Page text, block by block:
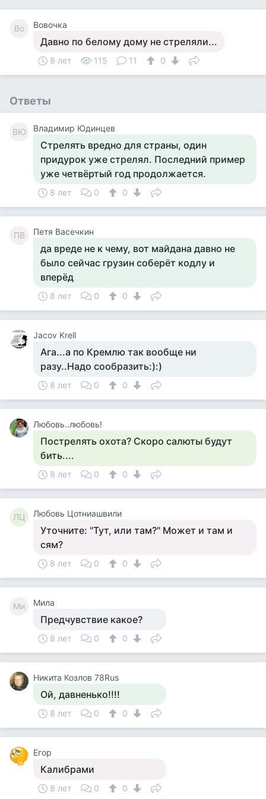
Во Вовочка
Давно по белому дому не стреляли...
8 лет 115 11 0
Ответы
ВЮ Владимир Юдинцев
Стрелять вредно для страны, один
придурок уже стрелял. Последний пример
уже четвёртый год продолжается.
8 лет 0 0
ПВ Петя Васечкин
да вреде не к чему, вот майдана давно не
было сейчас грузин соберёт кодлу и
вперёд
8 лет 0 0
Jacov Krell
Ага...а по Кремлю так вообще ни
разу..Надо сообразить:):)
8 лет 0 0
Любовь..любовь!
Пострелять охота? Скоро салюты будут
бить....
8 лет 0 0
ЛЦ Любовь Цотниашвили
Уточните: "Тут, или там?" Может и там и
сям?
8 лет 0 0
Ми Мила
Предчувствие какое?
8 лет 0 0
Никита Козлов 78Rus
Ой, давненько!!!!
8 лет 0 0
Егор
Калибрами
8 лет 0 0